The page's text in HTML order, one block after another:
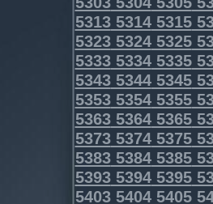
531353145315
532353245325
533353345335
534353445345
535353545355
536353645365
537353745375
538353845385
539353945395
540354045405